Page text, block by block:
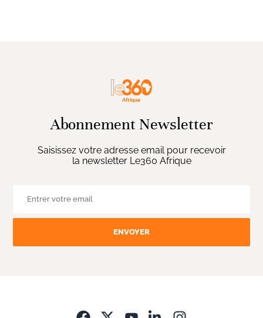
Abonnement Newsletter
Saisissez votre adresse email pour recevoir
la newsletter Le360 Afrique
ENVOYER